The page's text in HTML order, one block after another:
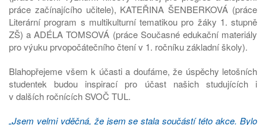
práce začínajícího učitele), KATEŘINA ŠENBERKOVÁ (práce
Literární program s multikulturní tematikou pro žáky 1. stupně
ZŠ) a ADÉLA TOMSOVÁ (práce Současné edukační materiály
pro výuku prvopočátečního čtení v 1. ročníku základní školy).
Blahopřejeme všem k účasti a doufáme, že úspěchy letošních
studentek budou inspirací pro účast našich studujících i
v dalších ročnících SVOČ TUL.
„Jsem velmi vděčná, že jsem se stala součástí této akce. Bylo